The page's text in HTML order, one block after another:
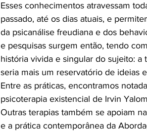
Esses conhecimentos atravessam
passado, até os dias atuais, e
da psicanálise freudiana e dos
e pesquisas surgem então, tendo
história vivida e singular do sujeito:
seria mais um reservatório de ideias
Entre as práticas, encontramos
psicoterapia existencial de Irvin
Outras terapias também se apoiam
e a prática contemporânea da